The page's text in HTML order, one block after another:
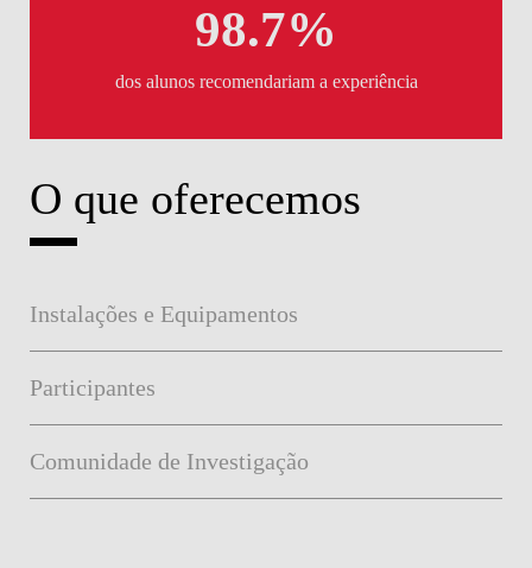
98.7%
dos alunos recomendariam a experiência
O que oferecemos
Instalações e Equipamentos
Participantes
Comunidade de Investigação